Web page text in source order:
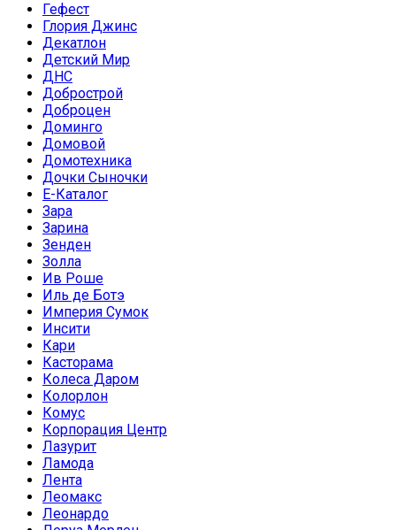
Гефест
Глория Джинс
Декатлон
Детский Мир
ДНС
Добрострой
Доброцен
Доминго
Домовой
Домотехника
Дочки Сыночки
Е-Каталог
Зара
Зарина
Зенден
Золла
Ив Роше
Иль де Ботэ
Империя Сумок
Инсити
Кари
Касторама
Колеса Даром
Колорлон
Комус
Корпорация Центр
Лазурит
Ламода
Лента
Леомакс
Леонардо